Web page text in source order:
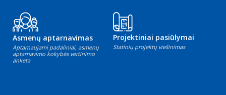
Asmenų aptarnavimas
Aptarnaujami padaliniai, asmenų
aptarnavimo kokybės vertinimo
anketa
Projektiniai pasiūlymai
Statinių projektų viešinimas